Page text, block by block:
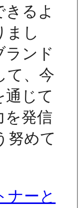
るよ
まし
ランド
て、今
通じて
を発信
努めて
ナーと